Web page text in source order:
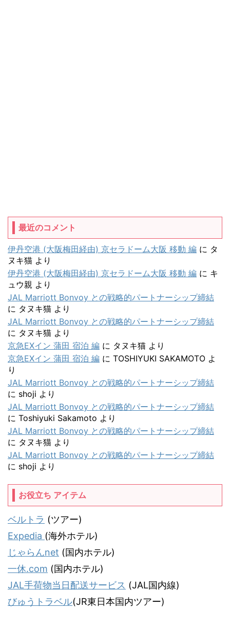
最近のコメント
伊丹空港 (大阪梅田経由) 京セラドーム大阪 移動 編 に タ
ヌキ猫 より
伊丹空港 (大阪梅田経由) 京セラドーム大阪 移動 編 に キ
ュウ親 より
JAL Marriott Bonvoy との戦略的パートナーシップ締結
に タヌキ猫 より
JAL Marriott Bonvoy との戦略的パートナーシップ締結
に タヌキ猫 より
京急EXイン 蒲田 宿泊 編 に タヌキ猫 より
京急EXイン 蒲田 宿泊 編 に TOSHIYUKI SAKAMOTO よ
り
JAL Marriott Bonvoy との戦略的パートナーシップ締結
に shoji より
JAL Marriott Bonvoy との戦略的パートナーシップ締結
に Toshiyuki Sakamoto より
JAL Marriott Bonvoy との戦略的パートナーシップ締結
に タヌキ猫 より
JAL Marriott Bonvoy との戦略的パートナーシップ締結
に shoji より
お役立ち アイテム
ベルトラ (ツアー)
Expedia (海外ホテル)
じゃらんnet (国内ホテル)
一休.com (国内ホテル)
JAL手荷物当日配送サービス (JAL国内線)
びゅうトラベル(JR東日本国内ツアー)